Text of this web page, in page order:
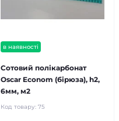
в наявності
Сотовий полікарбонат
Oscar Econom (бірюза), h2,
6мм, м2
Код товару: 75